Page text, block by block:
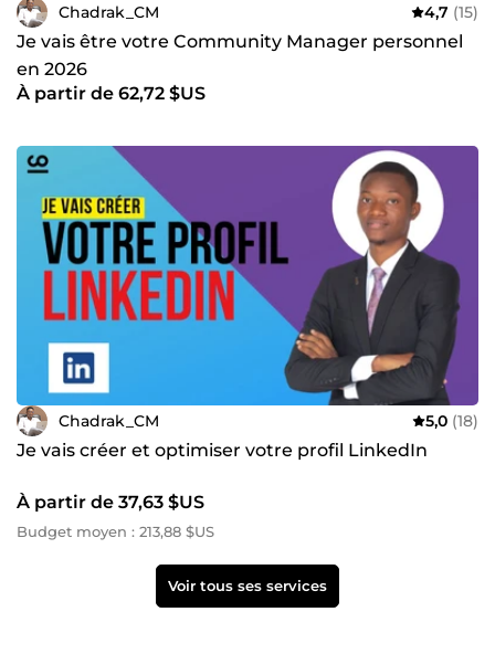
Chadrak_CM 4,7 (15)
Je vais être votre Community Manager personnel
en 2026
À partir de 62,72 $US
Chadrak_CM 5,0 (18)
Je vais créer et optimiser votre profil LinkedIn
À partir de 37,63 $US
Budget moyen : 213,88 $US
Voir tous ses services